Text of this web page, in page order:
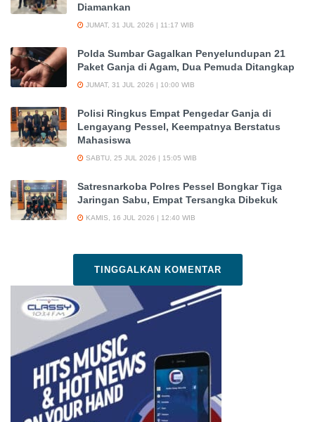
Diamankan
JUMAT, 31 JUL 2026 | 11:17 WIB
Polda Sumbar Gagalkan Penyelundupan 21
Paket Ganja di Agam, Dua Pemuda Ditangkap
JUMAT, 31 JUL 2026 | 10:00 WIB
Polisi Ringkus Empat Pengedar Ganja di
Lengayang Pessel, Keempatnya Berstatus
Mahasiswa
SABTU, 25 JUL 2026 | 15:05 WIB
Satresnarkoba Polres Pessel Bongkar Tiga
Jaringan Sabu, Empat Tersangka Dibekuk
KAMIS, 16 JUL 2026 | 12:40 WIB
TINGGALKAN KOMENTAR